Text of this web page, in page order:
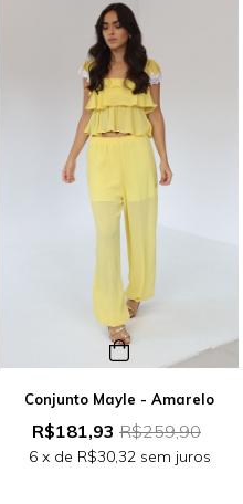
Conjunto Mayle - Amarelo
R$181,93 R$259,90
6 x de R$30,32 sem juros